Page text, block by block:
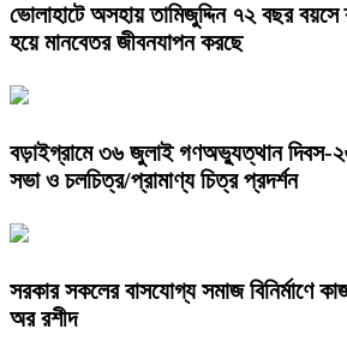
ভোলাহাটে অসহায় তামিজুদ্দিন ৭২ বছর
হয়ে মানবেতর জীবনযাপন করছে
বড়াইগ্রামে ৩৬ জুলাই গণঅভ্যুত্থান দিবস-
সভা ও চলচিত্র/প্রামাণ্য চিত্র প্রদর্শন
সরকার সকলের বাসযোগ্য সমাজ বিনির্মাণে
অর রশীদ